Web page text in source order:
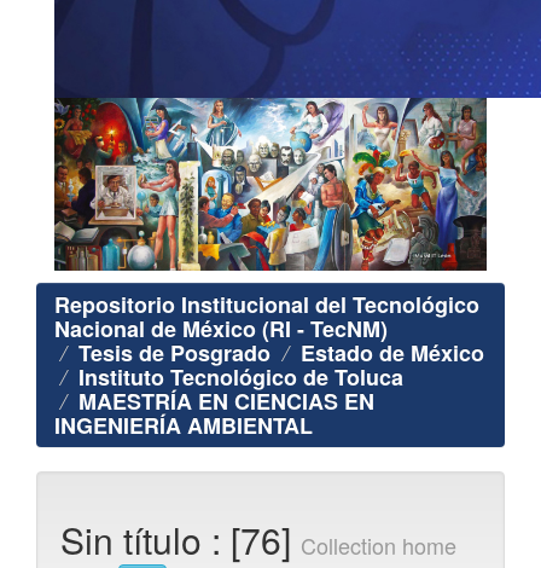
Repositorio Institucional del Tecnológico
Nacional de México (RI - TecNM)
Tesis de Posgrado Estado de México
Instituto Tecnológico de Toluca
MAESTRÍA EN CIENCIAS EN
INGENIERÍA AMBIENTAL
Sin título : [76] Collection home